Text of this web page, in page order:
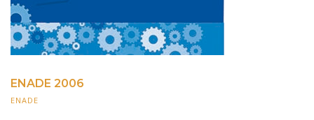
ENADE 2006
ENADE